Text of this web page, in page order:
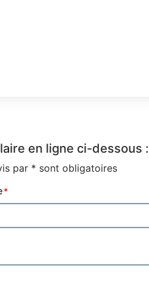
en ligne ci-dessous :
par * sont obligatoires